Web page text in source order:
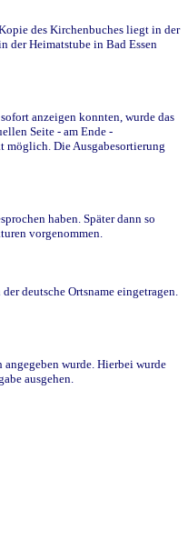
des Kirchenbuches liegt in der
der Heimatstube in Bad Essen
anzeigen konnten, wurde das
Seite - am Ende -
möglich. Die Ausgabesortierung
haben. Später dann so
vorgenommen.
deutsche Ortsname eingetragen.
wurde. Hierbei wurde
ausgehen.